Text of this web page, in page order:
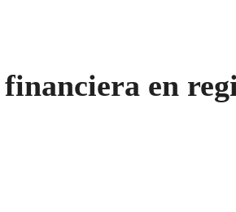
en